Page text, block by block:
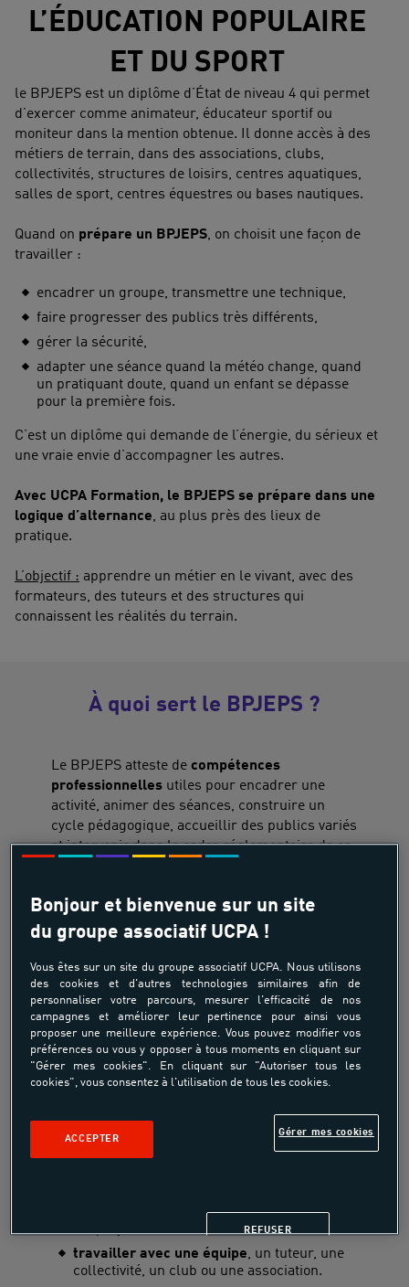
L’ÉDUCATION POPULAIRE
ET DU SPORT
le BPJEPS est un diplôme d’État de niveau 4 qui permet
d’exercer comme animateur, éducateur sportif ou
moniteur dans la mention obtenue. Il donne accès à des
métiers de terrain, dans des associations, clubs,
collectivités, structures de loisirs, centres aquatiques,
salles de sport, centres équestres ou bases nautiques.
Quand on prépare un BPJEPS, on choisit une façon de
travailler :
encadrer un groupe, transmettre une technique,
faire progresser des publics très différents,
gérer la sécurité,
adapter une séance quand la météo change, quand
un pratiquant doute, quand un enfant se dépasse
pour la première fois.
C’est un diplôme qui demande de l’énergie, du sérieux et
une vraie envie d’accompagner les autres.
Avec UCPA Formation, le BPJEPS se prépare dans une
logique d’alternance, au plus près des lieux de
pratique.
L’objectif : apprendre un métier en le vivant, avec des
formateurs, des tuteurs et des structures qui
connaissent les réalités du terrain.
À quoi sert le BPJEPS ?
Le BPJEPS atteste de compétences
professionnelles utiles pour encadrer une
activité, animer des séances, construire un
cycle pédagogique, accueillir des publics variés
et intervenir dans le cadre réglementaire de sa
physiques et sportives correspondant à la
spécialité choisie. Il peut aussi ouvrir l’accès à
territoriale, notamment éducateur territorial
des activités physiques et sportives.
Concrètement, un titulaire du BPJEPS apprend
à :
préparer et conduire une séanceadaptée
et du
matériel ;
communiquer sur ses actionset valoriser
travailler avec une équipe, un tuteur, une
collectivité, un club ou une association.
Bonjour et bienvenue sur un site
du groupe associatif UCPA !
Vous êtes sur un site du groupe associatif UCPA. Nous utilisons
des cookies et d'autres technologies similaires afin de
personnaliser votre parcours, mesurer l'efficacité de nos
campagnes et améliorer leur pertinence pour ainsi vous
proposer une meilleure expérience. Vous pouvez modifier vos
préférences ou vous y opposer à tous moments en cliquant sur
"Gérer mes cookies". En cliquant sur "Autoriser tous les
cookies", vous consentez à l'utilisation de tous les cookies.
Gérer mes cookies
REFUSER
ACCEPTER